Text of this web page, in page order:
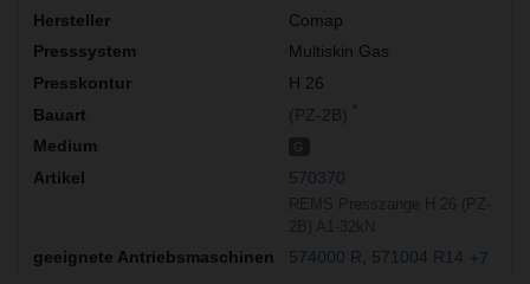
Comap
Multiskin Gas
H 26
(PZ-2B)
570370
574000 R 571004 R14 +7